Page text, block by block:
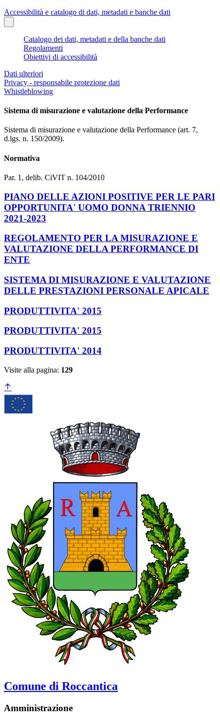
Accessibilità e catalogo di dati, metadati e banche dati
Catalogo dei dati, metadati e della banche dati
Regolamenti
Obiettivi di accessibilità
Dati ulteriori
Privacy - responsabile protezione dati
Whistleblowing
Sistema di misurazione e valutazione della Performance
Sistema di misurazione e valutazione della Performance (art. 7,
d.lgs. n. 150/2009).
Normativa
Par. 1, delib. CiVIT n. 104/2010
PIANO DELLE AZIONI POSITIVE PER LE PARI
OPPORTUNITA' UOMO DONNA TRIENNIO
2021-2023
REGOLAMENTO PER LA MISURAZIONE E
VALUTAZIONE DELLA PERFORMANCE DI
ENTE
SISTEMA DI MISURAZIONE E VALUTAZIONE
DELLE PRESTAZIONI PERSONALE APICALE
PRODUTTIVITA' 2015
PRODUTTIVITA' 2015
PRODUTTIVITA' 2014
Visite alla pagina: 129
Comune di Roccantica
Amministrazione